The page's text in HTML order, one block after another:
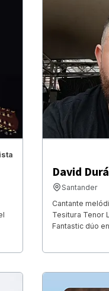
David
Santander
Cantante
Tesitura Tenor
Fantastic dúo